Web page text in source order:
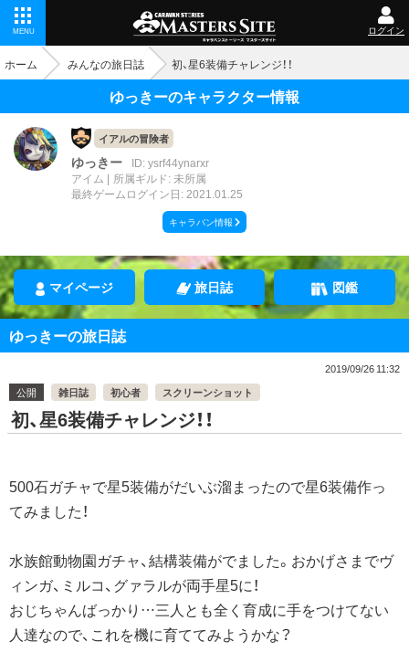
MENU ログイン
ホーム みんなの旅日誌 初、星6装備チャレンジ！！
ゆっきーのキャラクター情報
イアルの冒険者
ゆっきー
ID: ysrf44ynarxr
アイム
所属ギルド: 未所属
最終ゲームログイン日: 2021.01.25
キャラバン情報
マイページ 旅日誌 図鑑
ゆっきーの旅日誌
2019/09/26 11:32
公開
雑日誌 初心者 スクリーンショット
初、星6装備チャレンジ！！
500石ガチャで星5装備がだいぶ溜まったので星6装備作っ
てみました！
水族館動物園ガチャ、結構装備がでました。おかげさまでヴ
ィンガ、ミルコ、グァラルが両手星5に！
おじちゃんばっかり…三人とも全く育成に手をつけてない
人達なので、これを機に育ててみようかな？